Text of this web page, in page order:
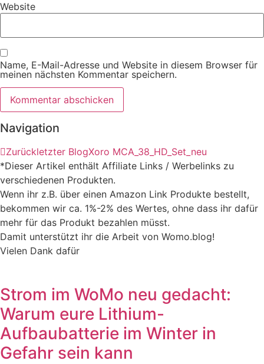
Website
Name, E-Mail-Adresse und Website in diesem Browser für
meinen nächsten Kommentar speichern.
Navigation
Zurückletzter BlogXoro MCA_38_HD_Set_neu
*Dieser Artikel enthält Affiliate Links / Werbelinks zu
verschiedenen Produkten.
Wenn ihr z.B. über einen Amazon Link Produkte bestellt,
bekommen wir ca. 1%-2% des Wertes, ohne dass ihr dafür
mehr für das Produkt bezahlen müsst.
Damit unterstützt ihr die Arbeit von Womo.blog!
Vielen Dank dafür
Strom im WoMo neu gedacht:
Warum eure Lithium-
Aufbaubatterie im Winter in
Gefahr sein kann